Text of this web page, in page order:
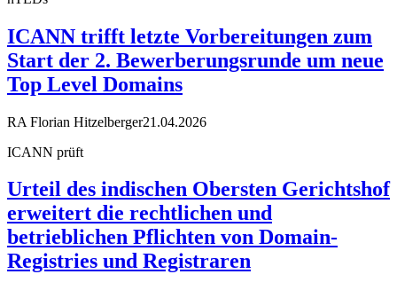
ICANN trifft letzte Vorbereitungen zum
Start der 2. Bewerberungsrunde um neue
Top Level Domains
RA Florian Hitzelberger21.04.2026
ICANN prüft
Urteil des indischen Obersten Gerichtshof
erweitert die rechtlichen und
betrieblichen Pflichten von Domain-
Registries und Registraren